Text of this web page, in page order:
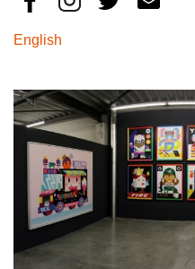
English